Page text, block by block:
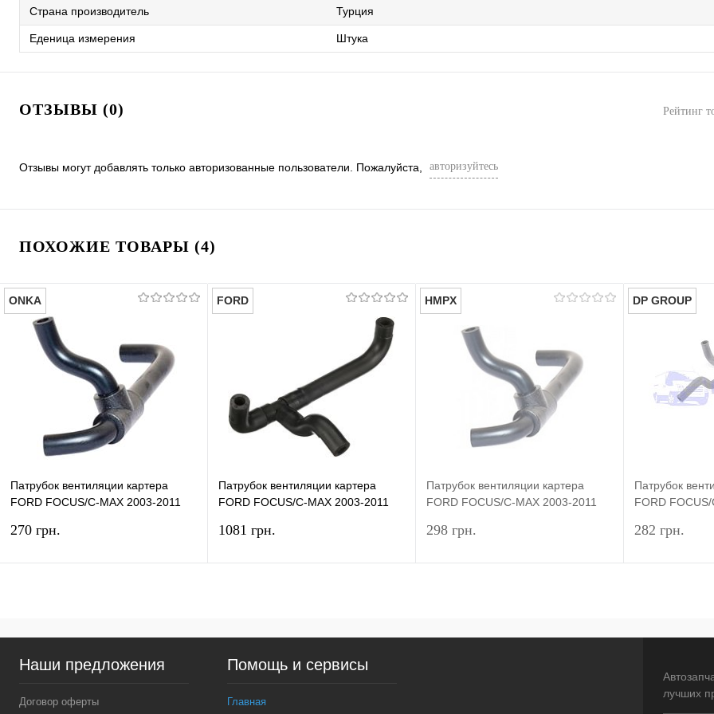
Страна производитель Турция
Еденица измерения Штука
ОТЗЫВЫ (0) Рейтинг
Отзывы могут добавлять только авторизованные пользователи. Пожалуйста, авторизуйтесь
ПОХОЖИЕ ТОВАРЫ (4)
ONKA
Патрубок вентиляции картера
FORD FOCUS/C-MAX 2003-2011
270 грн.
Купить в 1 клик Сравнение
В избранное В наличии
FORD
Патрубок вентиляции картера
FORD FOCUS/C-MAX 2003-2011
1081 грн.
Купить в 1 клик Сравнение
В избранное В наличии
HMPX
Патрубок вентиляции картера
FORD FOCUS/C-MAX 2003-2011
298 грн.
Купить в 1 клик Сравнение
DP GROUP
Патрубок
FORD
282 грн.
Купить в 1
Наши предложения
Договор оферты
Помощь и сервисы
Главная
лучших